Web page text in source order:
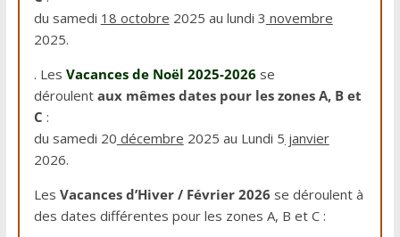
du samedi 18 octobre 2025 au lundi 3 novembre
2025.
. Les Vacances de Noël 2025-2026 se
déroulent aux mêmes dates pour les zones A, B et
C :
du samedi 20 décembre 2025 au Lundi 5 janvier
2026.
Les Vacances d’Hiver / Février 2026 se déroulent à
des dates différentes pour les zones A, B et C :